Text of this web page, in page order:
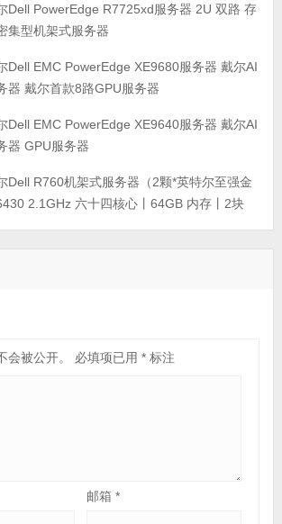
Dell PowerEdge R7725xd服务器 2U 双路 存
集型机架式服务器
Dell EMC PowerEdge XE9680服务器 戴尔AI
器 戴尔首款8路GPU服务器
Dell EMC PowerEdge XE9640服务器 戴尔AI
器 GPU服务器
Dell R760机架式服务器（2颗*英特尔至强金
2.1GHz 六十四核心丨64GB 内存丨2块
会被公开。 必填项已用 *标注
邮箱*